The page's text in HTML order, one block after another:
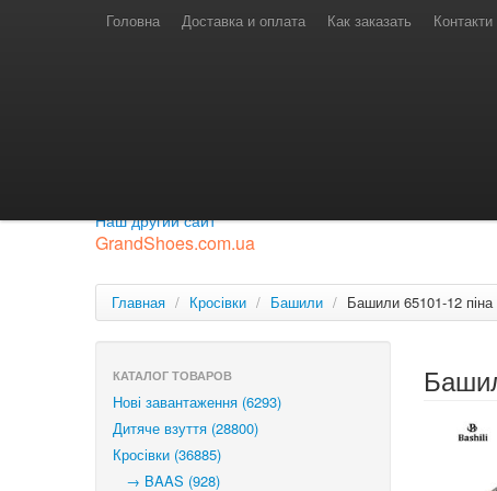
Головна Доставка и оплата Как заказать Контакти
Лайф: (063) 527-76-88 МТС: (050) 967-41-33
Наш другий сайт
GrandShoes.com.ua
Главная / Кросівки / Башили / Башили 65101-12 піна
КАТАЛОГ ТОВАРОВ
Нові завантаження (6293)
Дитяче взуття (28800)
Кросівки (36885)
→ BAAS (928)